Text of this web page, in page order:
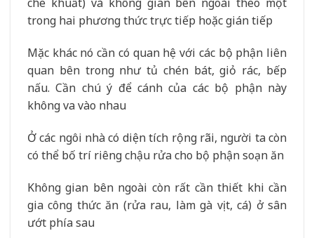
trong hai phương thức trực tiếp hoặc gián tiếp
Mặc khác nó cần có quan hệ với các bộ phận liên
quan bên trong như tủ chén bát, giỏ rác, bếp
nấu. Cần chú ý để cánh của các bộ phận này
không va vào nhau
Ở các ngôi nhà có diện tích rộng rãi, người ta còn
có thể bố trí riêng chậu rửa cho bộ phận soạn ăn
Không gian bên ngoài còn rất cần thiết khi cần
gia công thức ăn (rửa rau, làm gà vịt, cá) ở sân
ướt phía sau